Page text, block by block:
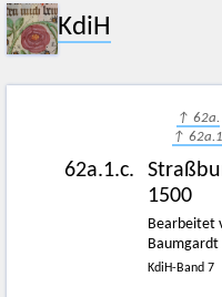
KdiH
↑ 62a.
↑
62a.1.c.
1500
Bearbeitet
Baumgardt
KdiH-Band 7